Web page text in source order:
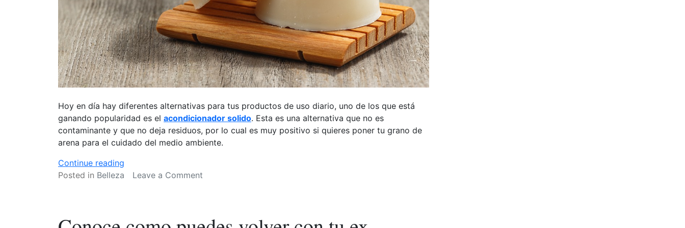
Hoy en día hay diferentes alternativas para tus productos de uso diario, uno de los que está
ganando popularidad es el acondicionador solido. Esta es una alternativa que no es
contaminante y que no deja residuos, por lo cual es muy positivo si quieres poner tu grano de
arena para el cuidado del medio ambiente.
Continue reading
alternativa
Posted in Belleza Leave a Comment
sólido?